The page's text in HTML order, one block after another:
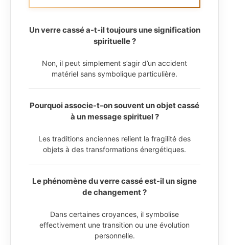
Un verre cassé a-t-il toujours une signification
spirituelle ?
Non, il peut simplement s’agir d’un accident
matériel sans symbolique particulière.
Pourquoi associe-t-on souvent un objet cassé
à un message spirituel ?
Les traditions anciennes relient la fragilité des
objets à des transformations énergétiques.
Le phénomène du verre cassé est-il un signe
de changement ?
Dans certaines croyances, il symbolise
effectivement une transition ou une évolution
personnelle.